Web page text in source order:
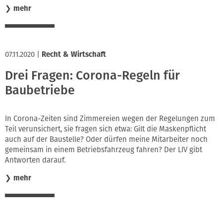
❯ mehr
07.11.2020 Recht & Wirtschaft
Drei Fragen: Corona-Regeln für
Baubetriebe
In Corona-Zeiten sind Zimmereien wegen der Regelungen zum
Teil verunsichert, sie fragen sich etwa: Gilt die Maskenpflicht
auch auf der Baustelle? Oder dürfen meine Mitarbeiter noch
gemeinsam in einem Betriebsfahrzeug fahren? Der LIV gibt
Antworten darauf.
❯ mehr